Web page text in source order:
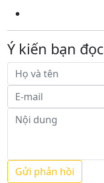
Ý kiến bạn đọc